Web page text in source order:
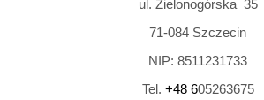
ul. Zielonogórska 35
71-084 Szczecin
NIP: 8511231733
Tel. +48 605263675